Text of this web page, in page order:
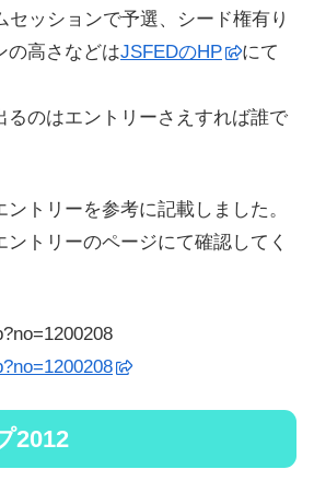
セッションで予選、シード権有り
の高さなどはJSFEDのHP
にて
るのはエントリーさえすれば誰で
トリーを参考に記載しました。
トリーのページにて確認してく
2012